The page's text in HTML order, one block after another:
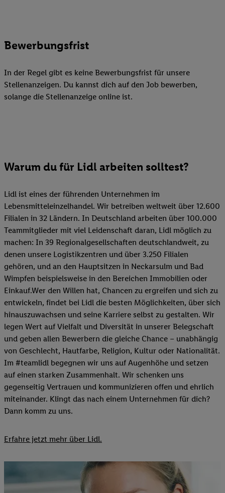
Bewerbungsfrist
In der Regel gibt es keine Bewerbungsfrist für unsere
Stellenanzeigen. Du kannst dich auf den Job bewerben,
solange die Stellenanzeige online ist.
Warum du für Lidl arbeiten solltest?
Lidl ist eines der führenden Unternehmen im
Lebensmitteleinzelhandel. Wir betreiben weltweit über 12.600
Filialen in 32 Ländern. In Deutschland arbeiten über 100.000
Teammitglieder mit viel Leidenschaft daran, Lidl möglich zu
machen: In 39 Regionalgesellschaften deutschlandweit, zu
denen unsere Logistikzentren und über 3.250 Filialen
gehören, und an den Hauptsitzen in Neckarsulm und Bad
Wimpfen beispielsweise in den Bereichen Immobilien oder
Einkauf.Wer den Willen hat, Chancen zu ergreifen und sich zu
entwickeln, findet bei Lidl die besten Möglichkeiten, über sich
hinauszuwachsen und seine Karriere selbst zu gestalten. Wir
legen Wert auf Vielfalt und Diversität in unserer Belegschaft
und geben allen Bewerbern die gleiche Chance – unabhängig
von Geschlecht, Hautfarbe, Religion, Kultur oder Nationalität.
Im #teamlidl begegnen wir uns auf Augenhöhe und setzen
auf einen starken Zusammenhalt. Wir schenken uns
gegenseitig Vertrauen und kommunizieren offen und ehrlich
miteinander. Klingt das nach einem Unternehmen für dich?
Dann komm zu uns.​
Erfahre jetzt mehr über Lidl.